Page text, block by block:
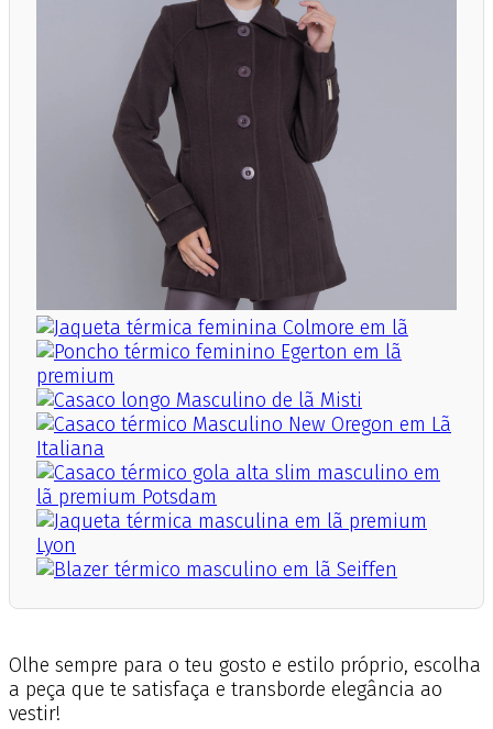
Olhe sempre para o teu gosto e estilo próprio, escolha
a peça que te satisfaça e transborde elegância ao
vestir!